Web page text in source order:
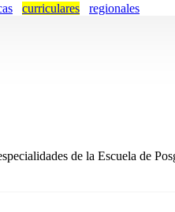
curriculares regionales
de la Escuela de